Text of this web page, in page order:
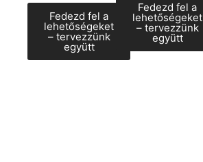
Fedezd fel a
lehetőségeket
– tervezzünk
együtt
Fedezd fel a
lehetőségeket
– tervezzünk
együtt